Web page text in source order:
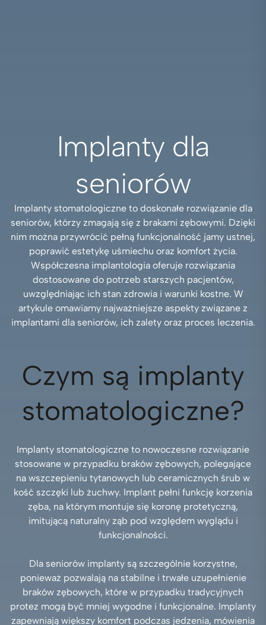
Implanty dla
seniorów
Implanty stomatologiczne to doskonałe rozwiązanie dla
seniorów, którzy zmagają się z brakami zębowymi. Dzięki
nim można przywrócić pełną funkcjonalność jamy ustnej,
poprawić estetykę uśmiechu oraz komfort życia.
Współczesna implantologia oferuje rozwiązania
dostosowane do potrzeb starszych pacjentów,
uwzględniając ich stan zdrowia i warunki kostne. W
artykule omawiamy najważniejsze aspekty związane z
implantami dla seniorów, ich zalety oraz proces leczenia.
Czym są implanty
stomatologiczne?
Implanty stomatologiczne to nowoczesne rozwiązanie
stosowane w przypadku braków zębowych, polegające
na wszczepieniu tytanowych lub ceramicznych śrub w
kość szczęki lub żuchwy. Implant pełni funkcję korzenia
zęba, na którym montuje się koronę protetyczną,
imitującą naturalny ząb pod względem wyglądu i
funkcjonalności.
Dla seniorów implanty są szczególnie korzystne,
ponieważ pozwalają na stabilne i trwałe uzupełnienie
braków zębowych, które w przypadku tradycyjnych
protez mogą być mniej wygodne i funkcjonalne. Implanty
zapewniają większy komfort podczas jedzenia, mówienia